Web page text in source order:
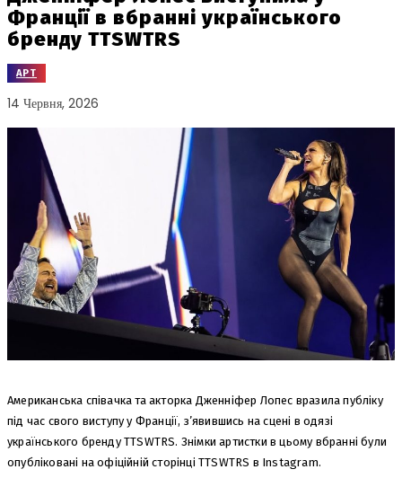
Франції в вбранні українського
бренду TTSWTRS
АРТ
14 Червня, 2026
Американська співачка та акторка Дженніфер Лопес вразила публіку
під час свого виступу у Франції, з’явившись на сцені в одязі
українського бренду TTSWTRS. Знімки артистки в цьому вбранні були
опубліковані на офіційній сторінці TTSWTRS в Instagram.